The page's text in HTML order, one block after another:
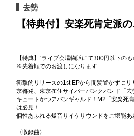
去勢
【特典付】安楽死肯定派
【特典】"ライブ会場物販にて300円以下の
※先着順でのお渡しになります
衝撃的リリースの1st EPから間髪置かずにリ
京都発、東京在住サイバーパンクバンド「去
キュートかつアバンギャルド！M2「安楽死
は必見！
個性あふれる爆音サイケサウンドをご堪能あ
〈収録曲〉